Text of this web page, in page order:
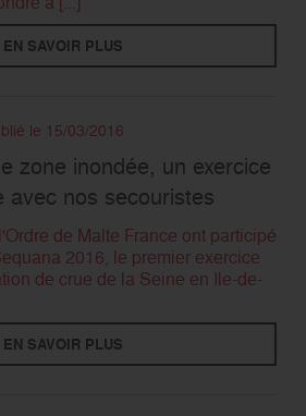
EN SAVOIR PLUS
le 15/03/2016
zone inondée, un exercice
avec nos secouristes
de Malte France ont participé
2016, le premier exercice
de crue de la Seine en Ile-de-
EN SAVOIR PLUS